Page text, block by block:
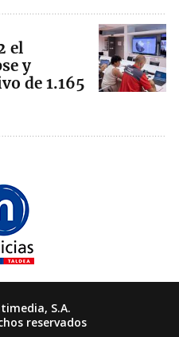
el
y
de 1.165
S.A.
reservados